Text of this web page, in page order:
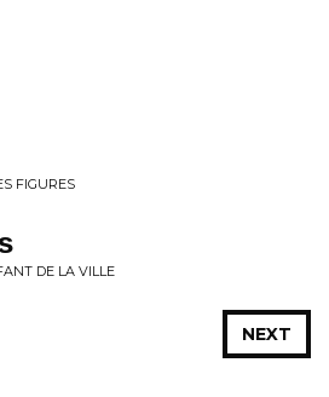
FIGURES
DE LA VILLE
NEXT